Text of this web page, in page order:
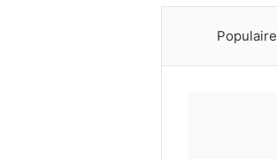
Populaire